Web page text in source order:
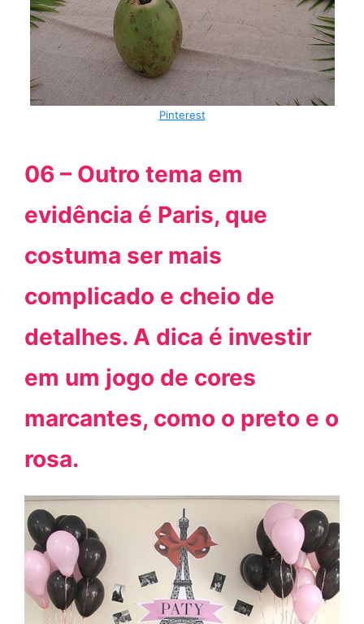
Pinterest
06 – Outro tema em
evidência é Paris, que
costuma ser mais
complicado e cheio de
detalhes. A dica é investir
em um jogo de cores
marcantes, como o preto e o
rosa.